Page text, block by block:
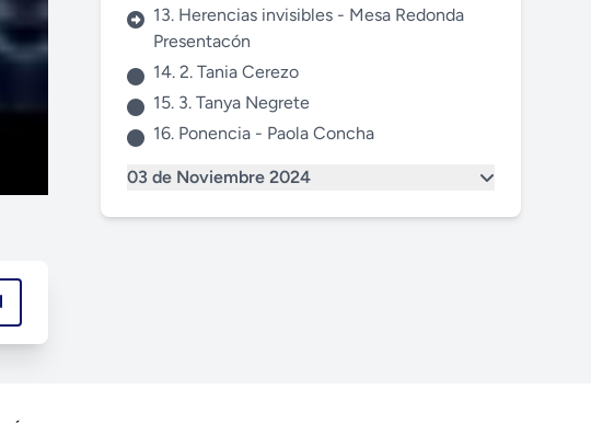
13. Herencias invisibles - Mesa Redonda
Presentacón
14. 2. Tania Cerezo
15. 3. Tanya Negrete
16. Ponencia - Paola Concha
03 de Noviembre 2024